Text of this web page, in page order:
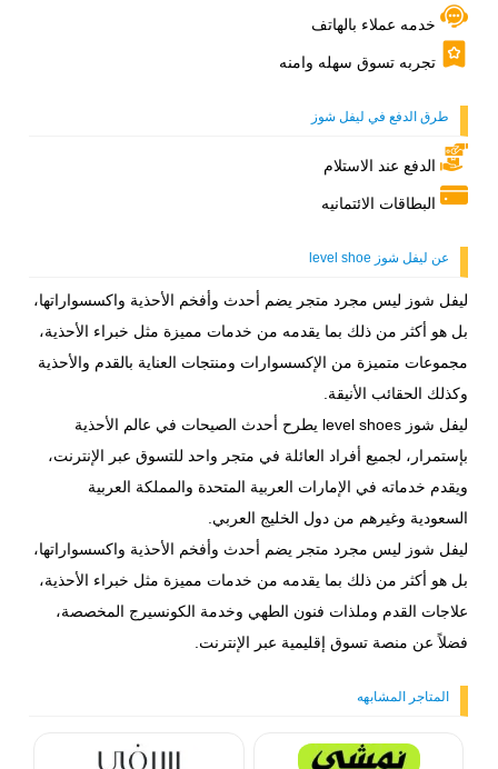
خدمه عملاء بالهاتف
تجربه تسوق سهله وامنه
طرق الدفع في ليفل شوز
الدفع عند الاستلام
البطاقات الائتمانيه
عن ليفل شوز level shoe
ليفل شوز ليس مجرد متجر يضم أحدث وأفخم الأحذية واكسسواراتها،
بل هو أكثر من ذلك بما يقدمه من خدمات مميزة مثل خبراء الأحذية،
مجموعات متميزة من الإكسسوارات ومنتجات العناية بالقدم والأحذية
وكذلك الحقائب الأنيقة.
ليفل شوز level shoes يطرح أحدث الصيحات في عالم الأحذية
بإستمرار، لجميع أفراد العائلة في متجر واحد للتسوق عبر الإنترنت،
ويقدم خدماته في الإمارات العربية المتحدة والمملكة العربية
السعودية وغيرهم من دول الخليج العربي.
ليفل شوز ليس مجرد متجر يضم أحدث وأفخم الأحذية واكسسواراتها،
بل هو أكثر من ذلك بما يقدمه من خدمات مميزة مثل خبراء الأحذية،
علاجات القدم وملذات فنون الطهي وخدمة الكونسيرج المخصصة،
فضلاً عن منصة تسوق إقليمية عبر الإنترنت.
المتاجر المشابهه